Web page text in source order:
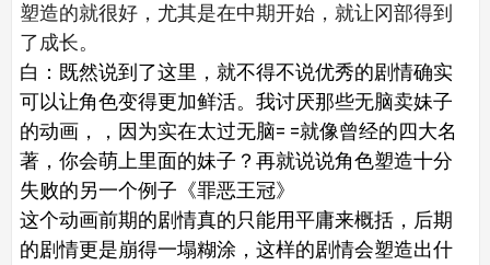
塑造的就很好，尤其是在中期开始，就让冈部得到
了成长。
白：既然说到了这里，就不得不说优秀的剧情确实
可以让角色变得更加鲜活。我讨厌那些无脑卖妹子
的动画，，因为实在太过无脑= =就像曾经的四大名
著，你会萌上里面的妹子？再就说说角色塑造十分
失败的另一个例子《罪恶王冠》
这个动画前期的剧情真的只能用平庸来概括，后期
的剧情更是崩得一塌糊涂，这样的剧情会塑造出什